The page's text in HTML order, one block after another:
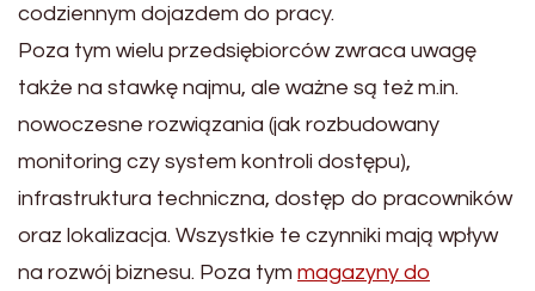
codziennym dojazdem do pracy.
Poza tym wielu przedsiębiorców zwraca uwagę
także na stawkę najmu, ale ważne są też m.in.
nowoczesne rozwiązania (jak rozbudowany
monitoring czy system kontroli dostępu),
infrastruktura techniczna, dostęp do pracowników
oraz lokalizacja. Wszystkie te czynniki mają wpływ
na rozwój biznesu. Poza tym magazyny do